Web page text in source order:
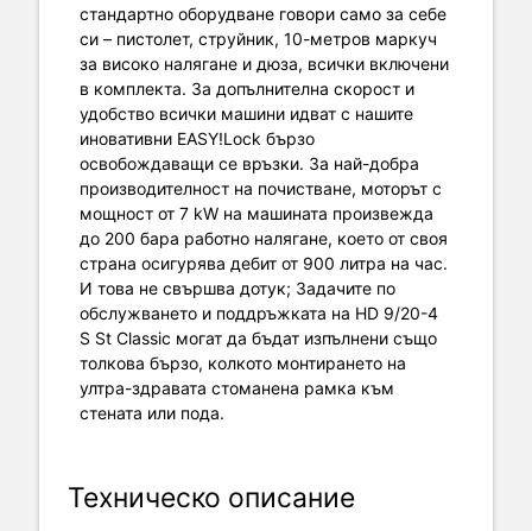
стандартно оборудване говори само за себе
си – пистолет, струйник, 10-метров маркуч
за високо налягане и дюза, всички включени
в комплекта. За допълнителна скорост и
удобство всички машини идват с нашите
иновативни EASY!Lock бързо
освобождаващи се връзки. За най-добра
производителност на почистване, моторът с
мощност от 7 kW на машината произвежда
до 200 бара работно налягане, което от своя
страна осигурява дебит от 900 литра на час.
И това не свършва дотук; Задачите по
обслужването и поддръжката на HD 9/20-4
S St Classic могат да бъдат изпълнени също
толкова бързо, колкото монтирането на
ултра-здравата стоманена рамка към
стената или пода.
Техническо описание